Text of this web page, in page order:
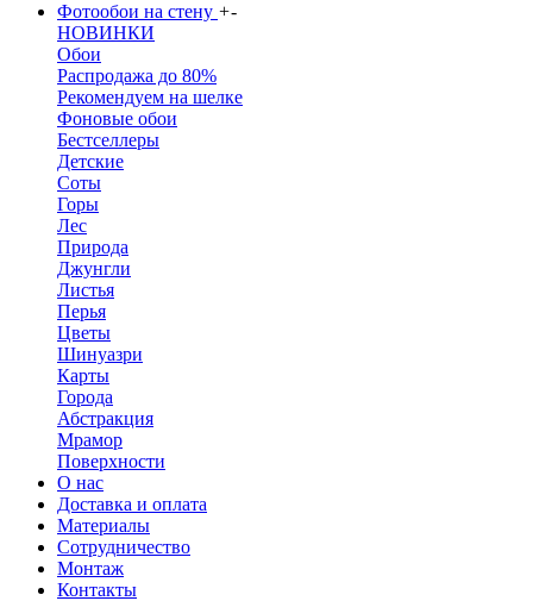
Фотообои на стену +-
НОВИНКИ
Обои
Распродажа до 80%
Рекомендуем на шелке
Фоновые обои
Бестселлеры
Детские
Соты
Горы
Лес
Природа
Джунгли
Листья
Перья
Цветы
Шинуазри
Карты
Города
Абстракция
Мрамор
Поверхности
О нас
Доставка и оплата
Материалы
Сотрудничество
Монтаж
Контакты